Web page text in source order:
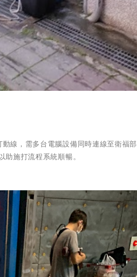
線，需多台電腦設備同時連線至衛福
施打流程系統順暢。